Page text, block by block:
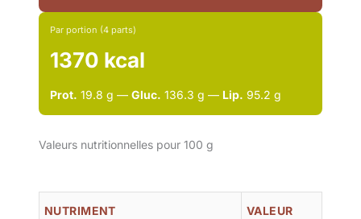
Par portion (4 parts)
1370 kcal
Prot. 19.8 g — Gluc. 136.3 g — Lip. 95.2 g
Valeurs nutritionnelles pour 100 g
NUTRIMENT VALEUR